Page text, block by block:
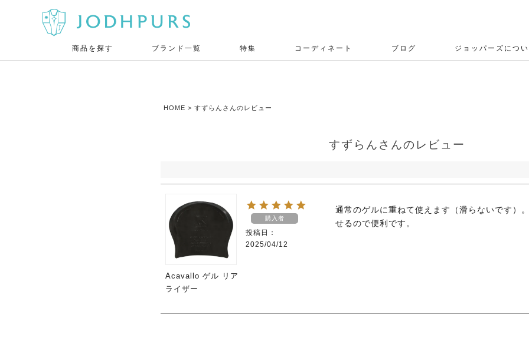
商品を探す ブランド一覧 特集 コーディネート ブログ ジョッパーズについ
HOME すずらんさんのレビュー
すずらんさんのレビュー
Acavallo ゲル リア
ライザー
購入者
投稿日
2025/04/12
通常のゲルに重ねて使えます（滑らないです）
せるので便利です。